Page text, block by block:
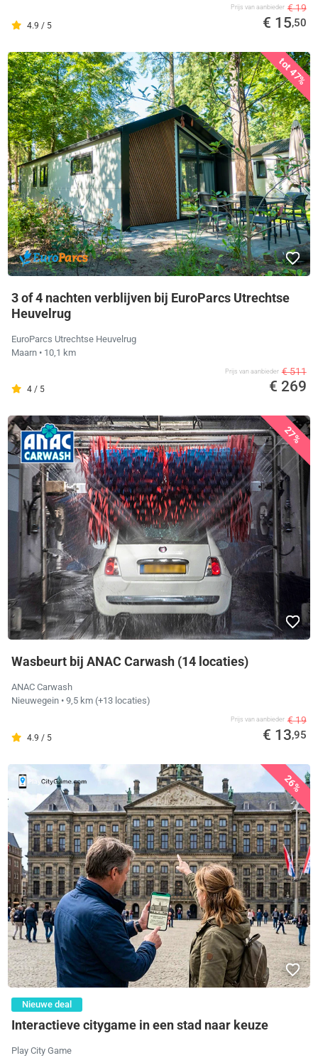
4.9 / 5
Prijs van aanbieder € 19
€ 15,50
tot 47%
3 of 4 nachten verblijven bij EuroParcs Utrechtse
Heuvelrug
EuroParcs Utrechtse Heuvelrug
Maarn • 10,1 km
4 / 5
Prijs van aanbieder € 511
€ 269
27%
Wasbeurt bij ANAC Carwash (14 locaties)
ANAC Carwash
Nieuwegein • 9,5 km (+13 locaties)
4.9 / 5
Prijs van aanbieder € 19
€ 13,95
26%
Nieuwe deal
Interactieve citygame in een stad naar keuze
Play City Game